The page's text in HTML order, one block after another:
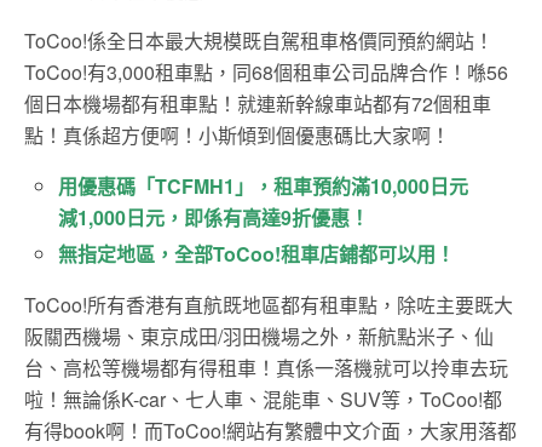
ToCoo!係全日本最大規模既自駕租車格價同預約網站！
ToCoo!有3,000租車點，同68個租車公司品牌合作！喺56
個日本機場都有租車點！就連新幹線車站都有72個租車
點！真係超方便啊！小斯傾到個優惠碼比大家啊！
用優惠碼「TCFMH1」，租車預約滿10,000日元
減1,000日元，即係有高達9折優惠！
無指定地區，全部ToCoo!租車店鋪都可以用！
ToCoo!所有香港有直航既地區都有租車點，除咗主要既大
阪關西機場、東京成田/羽田機場之外，新航點米子、仙
台、高松等機場都有得租車！真係一落機就可以拎車去玩
啦！無論係K-car、七人車、混能車、SUV等，ToCoo!都
有得book啊！而ToCoo!網站有繁體中文介面，大家用落都